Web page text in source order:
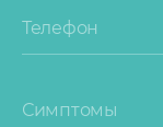
Телефон
Симптомы